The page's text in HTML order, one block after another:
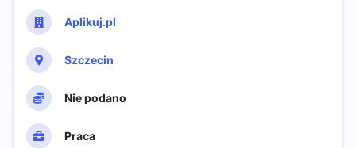
Aplikuj.pl
Szczecin
Nie podano
Praca